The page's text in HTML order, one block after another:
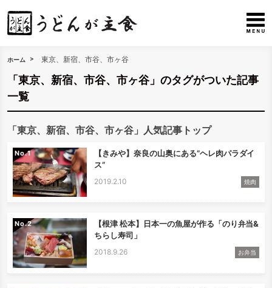
ホーム 東京、新宿、市谷、市ヶ谷
「東京、新宿、市谷、市ヶ谷」のタグがついた記事
一覧
「東京、新宿、市谷、市ヶ谷」人気記事トップ
No.
【きみや】奈良の山奥にある”ヘレ肉パラダイ
ス”
2019.2.10 焼肉
No.
【根津 松本】日本一の魚屋が作る「のり弁当&
ちらし寿司」
2018.9.26 お弁当